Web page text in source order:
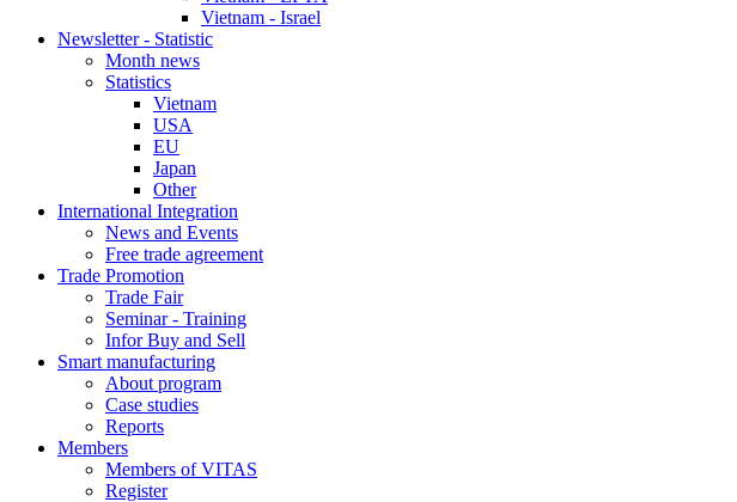
Vietnam - Israel
Newsletter - Statistic
Month news
Statistics
Vietnam
USA
EU
Japan
Other
International Integration
News and Events
Free trade agreement
Trade Promotion
Trade Fair
Seminar - Training
Infor Buy and Sell
Smart manufacturing
About program
Case studies
Reports
Members
Members of VITAS
Register